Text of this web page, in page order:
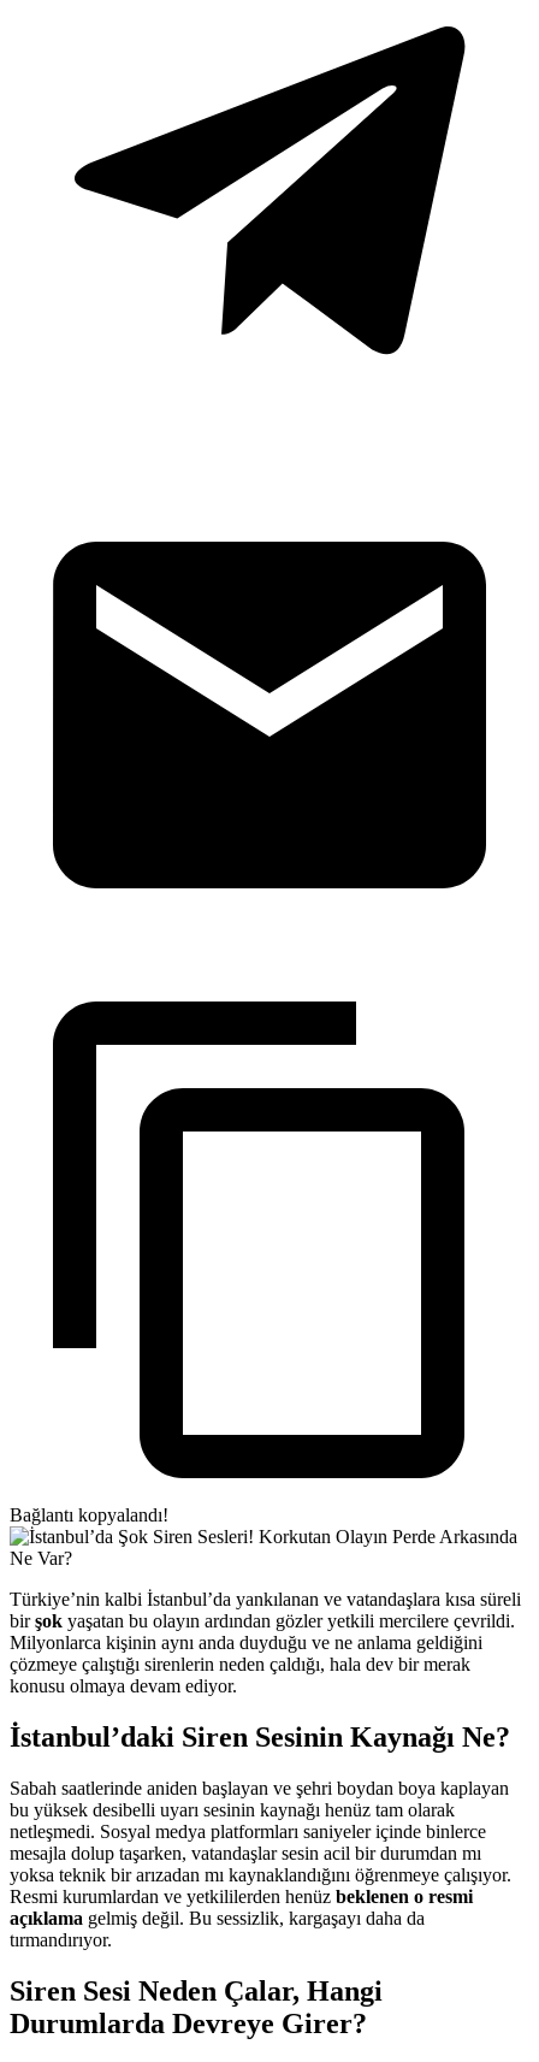
Bağlantı kopyalandı!
Türkiye’nin kalbi İstanbul’da yankılanan ve vatandaşlara kısa süreli
birşok yaşatan bu olayın ardından gözler yetkili mercilere çevrildi.
Milyonlarca kişinin aynı anda duyduğu ve ne anlama geldiğini
çözmeye çalıştığı sirenlerin neden çaldığı, hala dev bir merak
konusu olmaya devam ediyor.
İstanbul’daki Siren Sesinin Kaynağı Ne?
Sabah saatlerinde aniden başlayan ve şehri boydan boya kaplayan
bu yüksek desibelli uyarı sesinin kaynağı henüz tam olarak
netleşmedi. Sosyal medya platformları saniyeler içinde binlerce
mesajla dolup taşarken, vatandaşlar sesin acil bir durumdan mı
yoksa teknik bir arızadan mı kaynaklandığını öğrenmeye çalışıyor.
Resmi kurumlardan ve yetkililerden henüz beklenen o resmi
açıklama gelmiş değil. Bu sessizlik, kargaşayı daha da
tırmandırıyor.
Siren Sesi Neden Çalar, Hangi
Durumlarda Devreye Girer?